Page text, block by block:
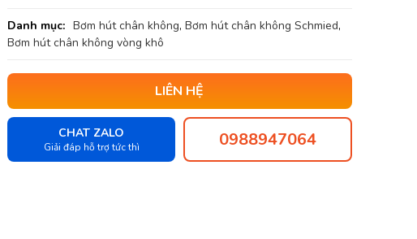
Danh mục: Bơm hút chân không, Bơm hút chân không Schmied,
Bơm hút chân không vòng khô
LIÊN HỆ
CHAT ZALO
Giải đáp hỗ trợ tức thì 0988947064